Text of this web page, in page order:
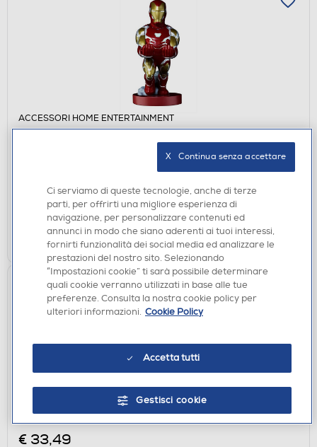
ACCESSORI HOME ENTERTAINMENT
Acquisto online:disponibile
Ritiro in negozio in 30' gratuito: verifica
AGGIUNGI
ACCESSORI HOME ENTERTAINMENT
EXQUISITE GAMING - AMY ROSE CABLE GUY
€ 33,49
Ci serviamo di queste tecnologie, anche di terze
parti, per offrirti una migliore esperienza di
navigazione, per personalizzare contenuti ed
annunci in modo che siano aderenti ai tuoi interessi,
fornirti funzionalità dei social media ed analizzare le
prestazioni del nostro sito. Selezionando
“Impostazioni cookie” ti sarà possibile determinare
quali cookie verranno utilizzati in base alle tue
preferenze. Consulta la nostra cookie policy per
ulteriori informazioni. Cookie Policy
Accetta tutti
Gestisci cookie
X   Continua senza accettare